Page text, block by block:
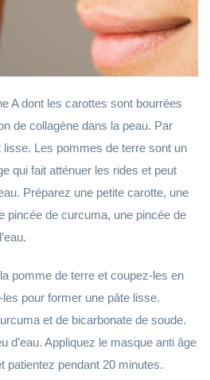
A dont les carottes sont bourrées
de collagène dans la peau. Par
Les pommes de terre sont un
qui fait atténuer les rides et peut
Préparez une petite carotte, une
pincée de curcuma, une pincée de
pomme de terre et coupez-les en
pour former une pâte lisse.
et de bicarbonate de soude.
d’eau. Appliquez le masque anti âge
patientez pendant 20 minutes.